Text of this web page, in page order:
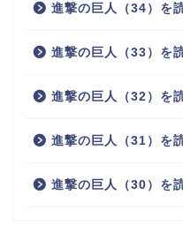
進撃の巨人（34）を
進撃の巨人（33）を
進撃の巨人（32）を
進撃の巨人（31）を
進撃の巨人（30）を